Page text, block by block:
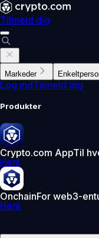
Tilmeld dig
Markeder
Log indTilmeld dig
Produkter
Crypto.com AppTil
Hent
OnchainFor web3-
Hent